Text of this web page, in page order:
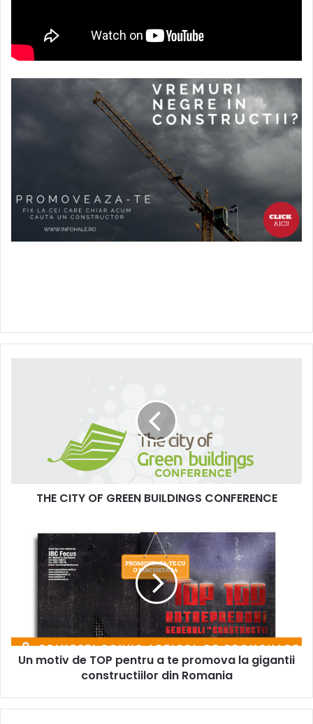
CONFERENCE
THE CITY OF GREEN BUILDINGS CONFERENCE
promova
la
gigantii
Un motiv de TOP pentru a te promova la gigantii
constructiilor din Romania